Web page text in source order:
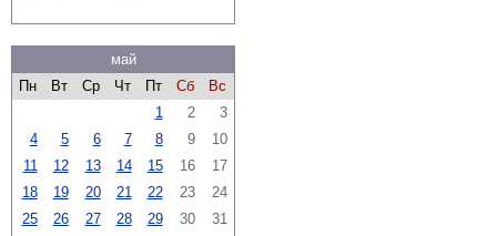
май
Пн
Вт Ср Чт Пт Сб
Вс
1
2
3
4
5 6 7 8 9
10
11
12 13 14 15 16
17
18
19 20 21 22 23
24
25
26 27 28 29 30 31